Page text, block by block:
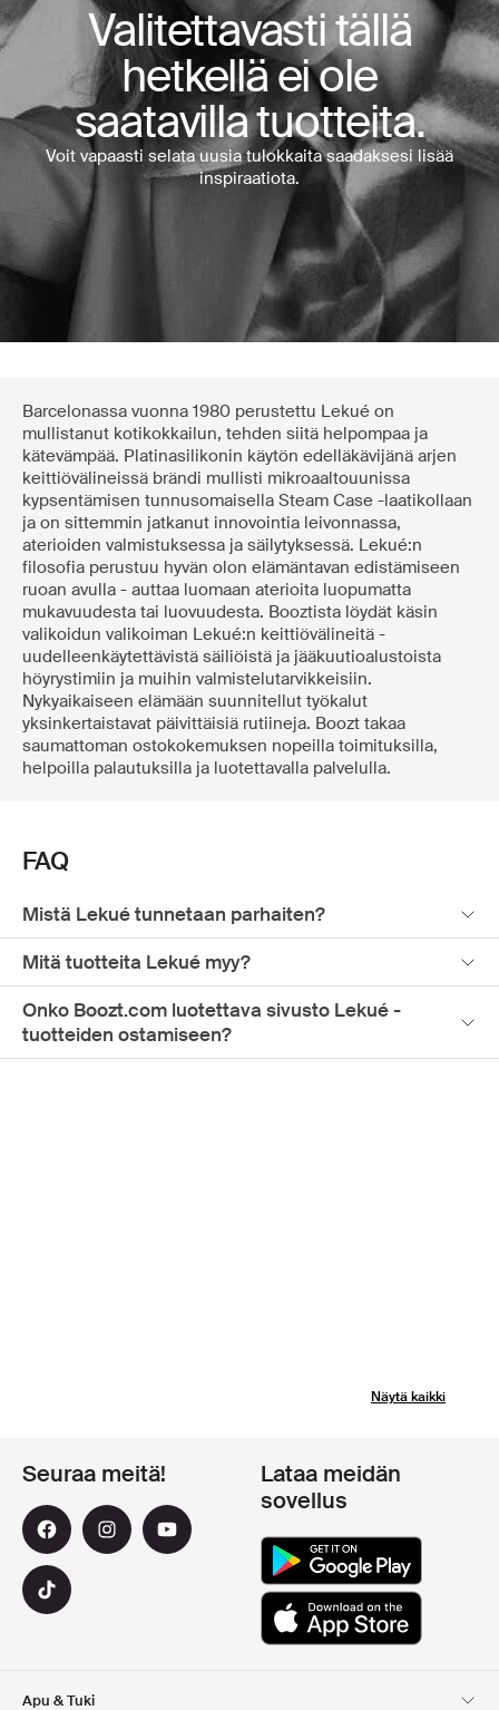
Valitettavasti tällä
hetkellä ei ole
saatavilla tuotteita.
Voit vapaasti selata uusia tulokkaita saadaksesi lisää
inspiraatiota.
Barcelonassa vuonna 1980 perustettu Lekué on
mullistanut kotikokkailun, tehden siitä helpompaa ja
kätevämpää. Platinasilikonin käytön edelläkävijänä arjen
keittiövälineissä brändi mullisti mikroaaltouunissa
kypsentämisen tunnusomaisella Steam Case -laatikollaan
ja on sittemmin jatkanut innovointia leivonnassa,
aterioiden valmistuksessa ja säilytyksessä. Lekué:n
filosofia perustuu hyvän olon elämäntavan edistämiseen
ruoan avulla - auttaa luomaan aterioita luopumatta
mukavuudesta tai luovuudesta. Booztista löydät käsin
valikoidun valikoiman Lekué:n keittiövälineitä -
uudelleenkäytettävistä säiliöistä ja jääkuutioalustoista
höyrystimiin ja muihin valmistelutarvikkeisiin.
Nykyaikaiseen elämään suunnitellut työkalut
yksinkertaistavat päivittäisiä rutiineja. Boozt takaa
saumattoman ostokokemuksen nopeilla toimituksilla,
helpoilla palautuksilla ja luotettavalla palvelulla.
FAQ
Mistä Lekué tunnetaan parhaiten?
Mitä tuotteita Lekué myy?
Onko Boozt.com luotettava sivusto Lekué -
tuotteiden ostamiseen?
Näytä kaikki
Apu & Tuki
Seuraa meitä!
Lataa meidän
sovellus